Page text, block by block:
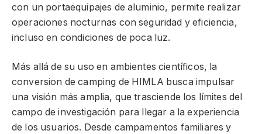
con un portaequipajes de aluminio, permite realizar
operaciones nocturnas con seguridad y eficiencia,
incluso en condiciones de poca luz.
Más allá de su uso en ambientes científicos, la
conversion de camping de HIMLA busca impulsar
una visión más amplia, que trasciende los límites del
campo de investigación para llegar a la experiencia
de los usuarios. Desde campamentos familiares y